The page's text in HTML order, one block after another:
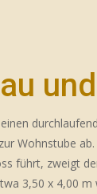
Wohnstube
führt, zweigt
3,50 x 4,00